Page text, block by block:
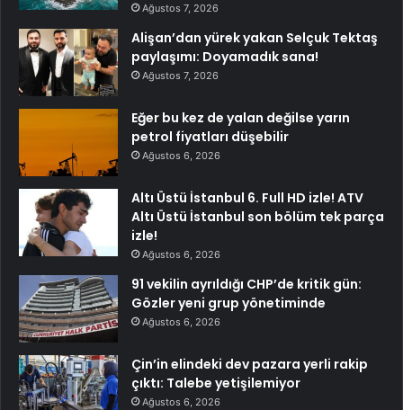
Ağustos 7, 2026
Alişan’dan yürek yakan Selçuk Tektaş
paylaşımı: Doyamadık sana!
Ağustos 7, 2026
Eğer bu kez de yalan değilse yarın
petrol fiyatları düşebilir
Ağustos 6, 2026
Altı Üstü İstanbul 6. Full HD izle! ATV
Altı Üstü İstanbul son bölüm tek parça
izle!
Ağustos 6, 2026
91 vekilin ayrıldığı CHP’de kritik gün:
Gözler yeni grup yönetiminde
Ağustos 6, 2026
Çin’in elindeki dev pazara yerli rakip
çıktı: Talebe yetişilemiyor
Ağustos 6, 2026